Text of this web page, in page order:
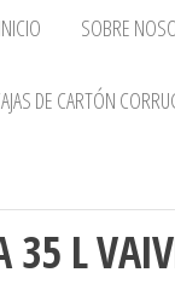
INICIO SOBRE
DE CARTÓN
35 L